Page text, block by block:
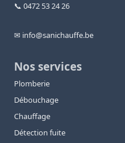
📞 0472 53 24 26
✉ info@sanichauffe.be
Nos services
Plomberie
Débouchage
Chauffage
Détection fuite